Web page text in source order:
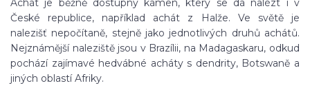
Achát je běžně dostupný kámen, který se dá nalézt i v
České republice, například achát z Halže. Ve světě je
nalezišť nepočítaně, stejně jako jednotlivých druhů achátů.
Nejznámější naleziště jsou v Brazílii, na Madagaskaru, odkud
pochází zajímavé hedvábné acháty s dendrity, Botswaně a
jiných oblastí Afriky.